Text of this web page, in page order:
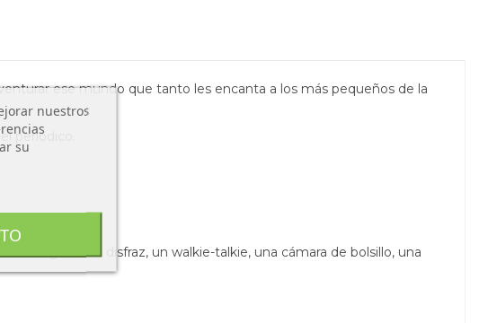
ese mundo que tanto les encanta a los más pequeños de la
periódico.
gafas de disfraz, un walkie-talkie, una cámara de bolsillo, una
nuestros
su